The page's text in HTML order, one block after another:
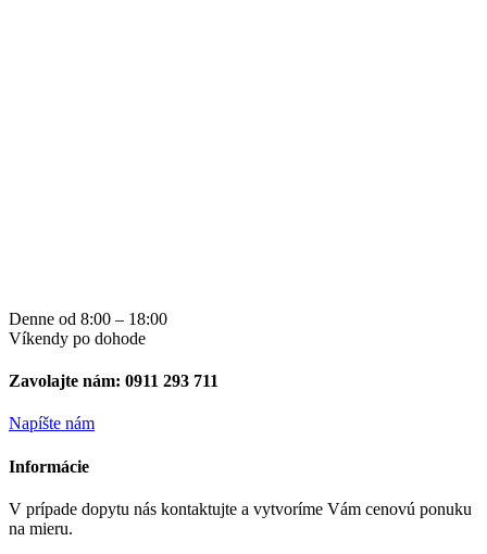
Denne od 8:00 – 18:00
Víkendy po dohode
Zavolajte nám: 0911 293 711
Napíšte nám
Informácie
V prípade dopytu nás kontaktujte a vytvoríme Vám cenovú ponuku
na mieru.